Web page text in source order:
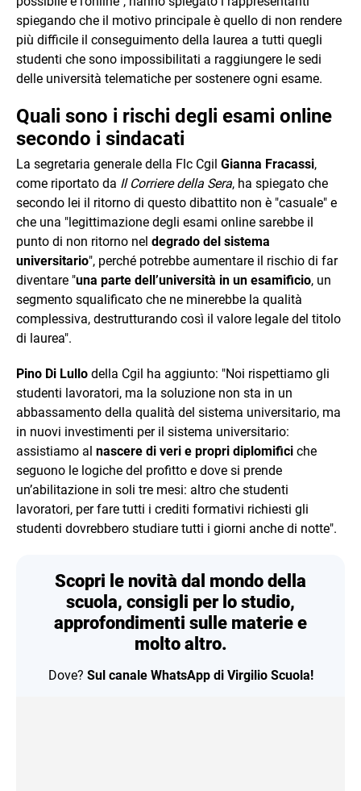
spiegando che il motivo principale è quello di non rendere
più difficile il conseguimento della laurea a tutti quegli
studenti che sono impossibilitati a raggiungere le sedi
delle università telematiche per sostenere ogni esame.
Quali sono i rischi degli esami online
secondo i sindacati
La segretaria generale della Flc Cgil Gianna Fracassi,
come riportato da Il Corriere della Sera, ha spiegato che
secondo lei il ritorno di questo dibattito non è "casuale" e
che una "legittimazione degli esami online sarebbe il
punto di non ritorno nel degrado del sistema
universitario", perché potrebbe aumentare il rischio di far
diventare "una parte dell’università in un esamificio, un
segmento squalificato che ne minerebbe la qualità
complessiva, destrutturando così il valore legale del titolo
di laurea".
Pino Di Lullo della Cgil ha aggiunto: "Noi rispettiamo gli
studenti lavoratori, ma la soluzione non sta in un
abbassamento della qualità del sistema universitario, ma
in nuovi investimenti per il sistema universitario:
assistiamo al nascere di veri e propri diplomifici che
seguono le logiche del profitto e dove si prende
un’abilitazione in soli tre mesi: altro che studenti
lavoratori, per fare tutti i crediti formativi richiesti gli
studenti dovrebbero studiare tutti i giorni anche di notte".
Scopri le novità dal mondo della
scuola, consigli per lo studio,
approfondimenti sulle materie e
molto altro.
Dove? Sul canale WhatsApp di Virgilio Scuola!